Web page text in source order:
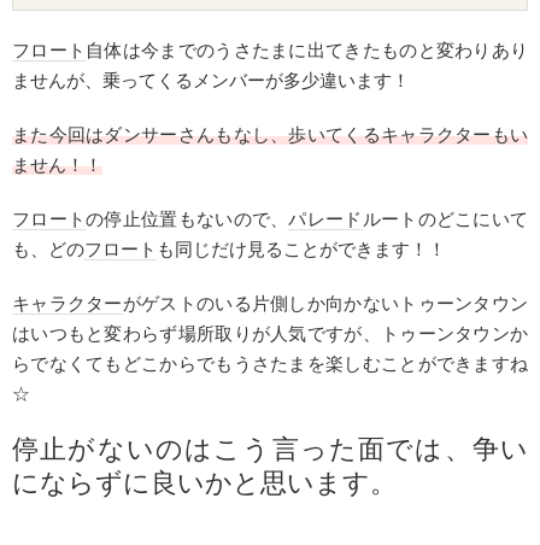
フロート 自体は今までのうさたまに出てきたものと変わりあり
ませんが、乗ってくるメンバーが多少違います！
また今回はダンサーさんもなし、歩いてくるキャラクターもい
ません！！
フロートの停止位置もないので、パレード ルートのどこにいて
も、どのフロート も同じだけ見ることができます！！
キャラクターがゲストのいる片側しか向かないトゥーンタウン
はいつもと変わらず場所取りが人気ですが、トゥーンタウンか
らでなくてもどこからでもうさたまを楽しむことができますね
☆
停止がないのはこう言った面では、争い
にならずに良いかと思います。